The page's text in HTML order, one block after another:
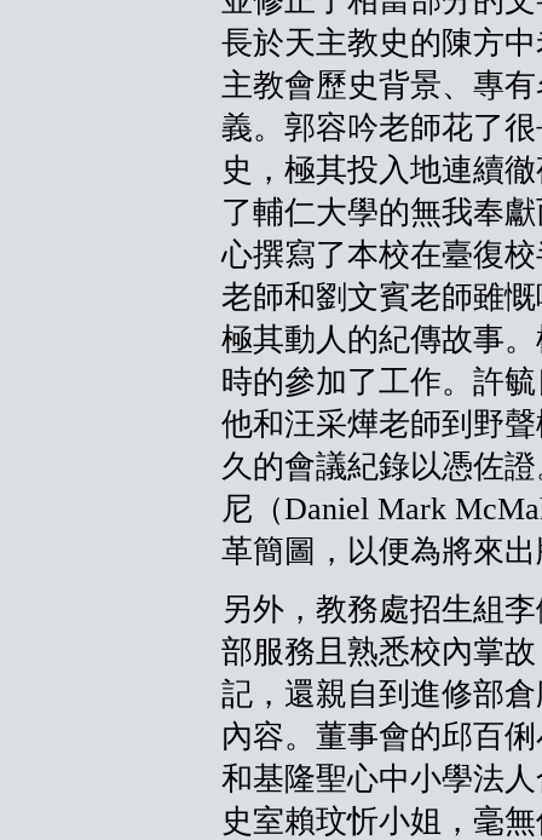
長於天主教史的陳方
主教會歷史背景、專
義。郭容吟老師花了
史，極其投入地連續
了輔仁大學的無我奉
心撰寫了本校在臺復
老師和劉文賓老師雖
極其動人的紀傳故事
時的參加了工作。許
他和汪采燁老師到野
久的會議紀錄以憑佐
尼（Daniel Mark
革簡圖，以便為將來
另外，教務處招生組
部服務且熟悉校內掌
記，還親自到進修部
內容。董事會的邱百
和基隆聖心中小學法
史室賴玟忻小姐，毫